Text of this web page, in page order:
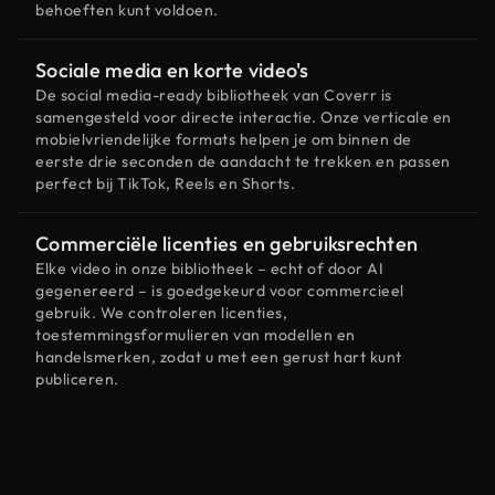
behoeften kunt voldoen.
Sociale media en korte video's
De social media-ready bibliotheek van Coverr is
samengesteld voor directe interactie. Onze verticale en
mobielvriendelijke formats helpen je om binnen de
eerste drie seconden de aandacht te trekken en passen
perfect bij TikTok, Reels en Shorts.
Commerciële licenties en gebruiksrechten
Elke video in onze bibliotheek – echt of door AI
gegenereerd – is goedgekeurd voor commercieel
gebruik. We controleren licenties,
toestemmingsformulieren van modellen en
handelsmerken, zodat u met een gerust hart kunt
publiceren.